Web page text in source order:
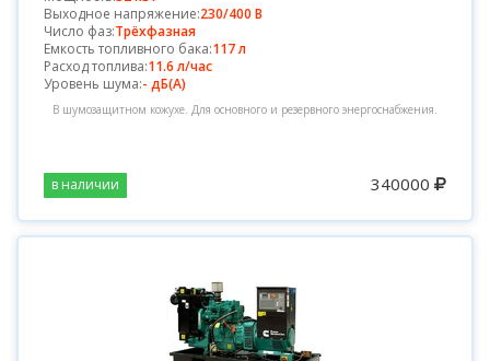
Выходное напряжение:230/400 В
Число фаз:Трёхфазная
Емкость топливного бака:117 л
Расход топлива:11.6 л/час
Уровень шума:- дБ(А)
В шумозащитном кожухе. Для основного и резервного энергоснабжения.
340000
в наличии